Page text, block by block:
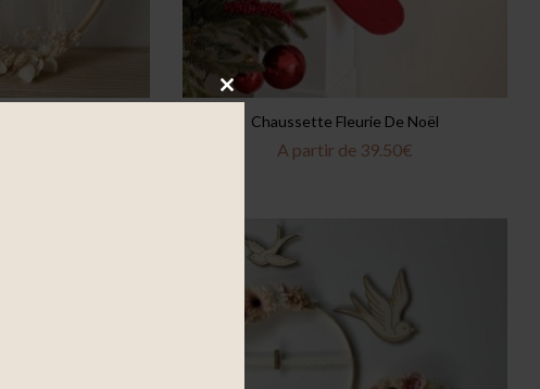
Chaussette Fleurie De Noël
A partir de 39.50€
Close